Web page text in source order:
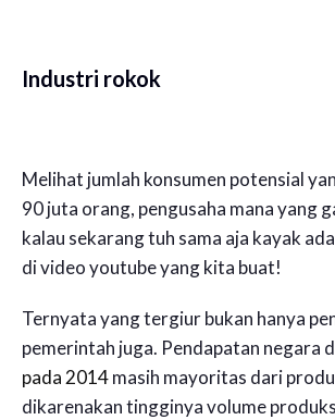
Industri rokok
Melihat jumlah konsumen potensial
90 juta orang, pengusaha mana yang
kalau sekarang tuh sama aja kayak
di video youtube yang kita buat!
Ternyata yang tergiur bukan hanya
pemerintah juga. Pendapatan negara
pada 2014masih mayoritas dari
dikarenakan tingginya volume